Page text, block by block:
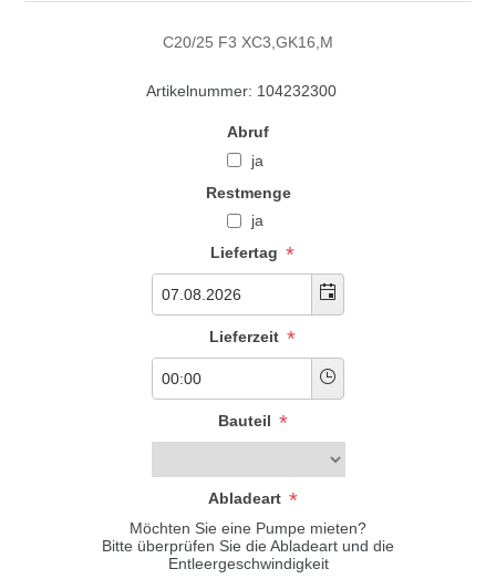
C20/25 F3 XC3,GK16,M
Artikelnummer: 104232300
Abruf
ja
Restmenge
ja
Liefertag *
Lieferzeit *
Bauteil *
Abladeart *
Möchten Sie eine Pumpe mieten?
Bitte überprüfen Sie die Abladeart und die
Entleergeschwindigkeit